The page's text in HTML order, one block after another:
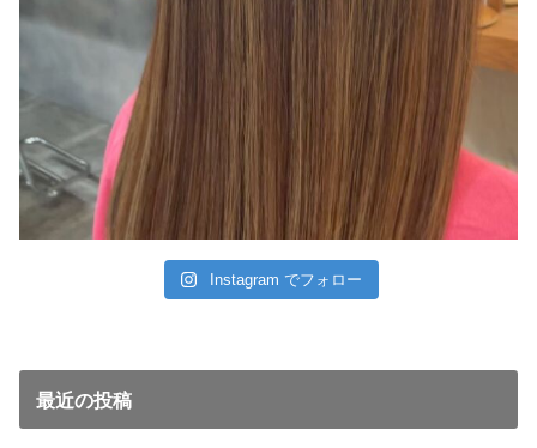
Instagram でフォロー
最近の投稿